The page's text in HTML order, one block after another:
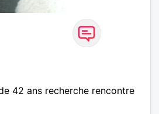
42 ans recherche rencontre